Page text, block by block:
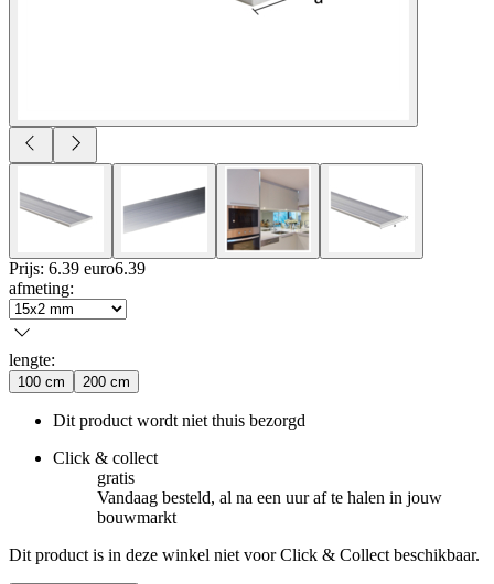
Prijs: 6.39 euro6.39
afmeting:
lengte:
100 cm 200 cm
Dit product wordt niet thuis bezorgd
Click & collect
gratis
Vandaag besteld, al na een uur af te halen in jouw
bouwmarkt
Dit product is in deze winkel niet voor Click & Collect beschikbaar.